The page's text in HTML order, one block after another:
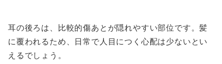
耳の後ろは、比較的傷あとが隠れやすい部位です。髪
に覆われるため、日常で人目につく心配は少ないとい
えるでしょう。